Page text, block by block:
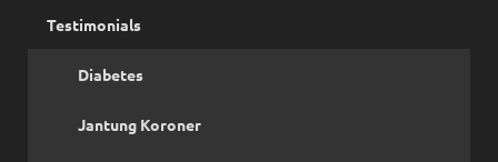
Testimonials
Diabetes
Jantung Koroner